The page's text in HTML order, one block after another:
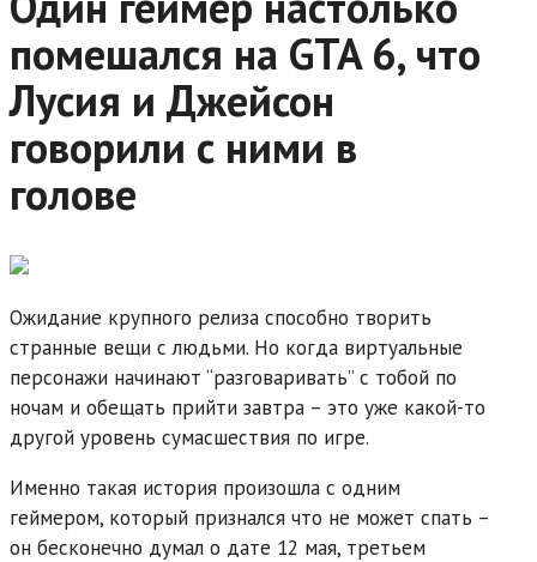
помешался на GTA 6, что
Лусия и Джейсон
говорили с ними в
голове
Ожидание крупного релиза способно творить
странные вещи с людьми. Но когда виртуальные
персонажи начинают “разговаривать” с тобой по
ночам и обещать прийти завтра – это уже какой-то
другой уровень сумасшествия по игре.
Именно такая история произошла с одним
геймером, который признался что не может спать –
он бесконечно думал о дате 12 мая, третьем